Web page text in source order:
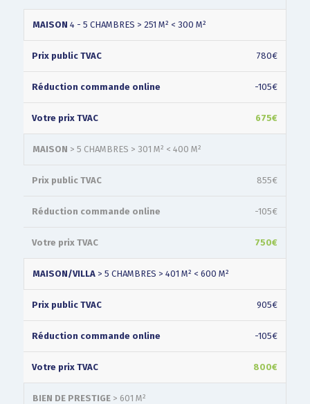
MAISON 4 - 5 CHAMBRES > 251 M² < 300 M²
780€
-105€
675€
MAISON > 5 CHAMBRES > 301 M² < 400 M²
855€
-105€
750€
MAISON/VILLA> 5 CHAMBRES > 401 M² < 600 M²
905€
-105€
800€
BIEN DE PRESTIGE> 601 M²